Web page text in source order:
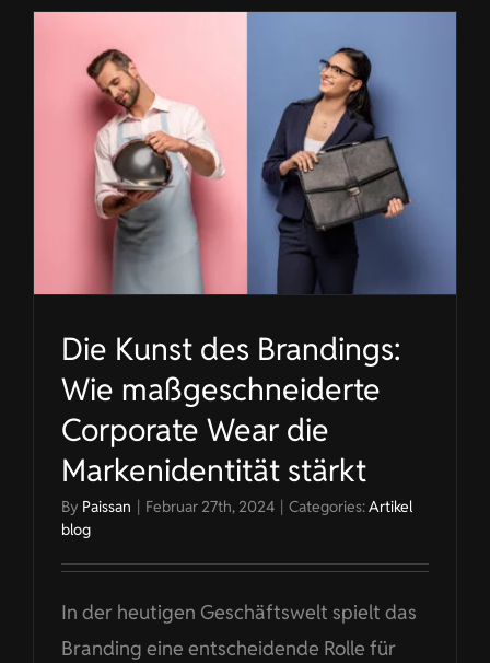
Die Kunst des Brandings:
Wie maßgeschneiderte
Corporate Wear die
Markenidentität stärkt
By Paissan | Februar 27th, 2024 | Categories:Artikel
blog
In der heutigen Geschäftswelt spielt das
Branding eine entscheidende Rolle für